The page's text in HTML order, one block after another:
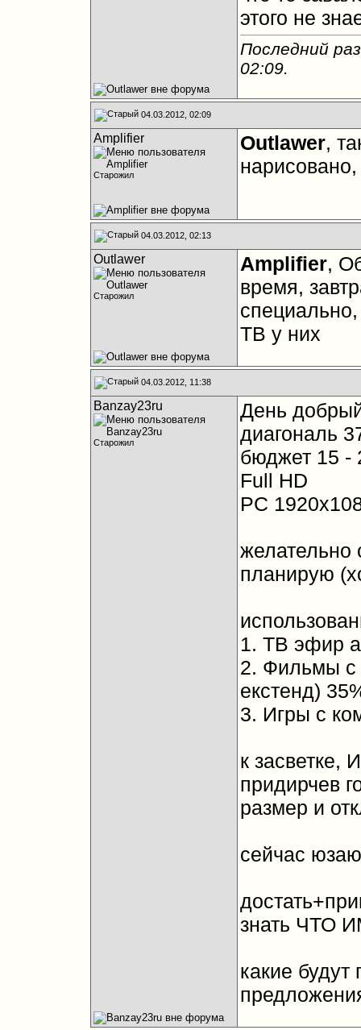
этого не
Последний
02:09.
04.03.2012, 02:09
Amplifier
Старожил
Outlawer,
04.03.2012, 02:13
Outlawer
Старожил
Amplifier,
время,
ТВ у них
04.03.2012, 11:38
Banzay23ru
Старожил
День
диагональ
бюджет 15 -
Full HD
PC
желательно
планирую
1. ТВ эфир
2. Фильмы с
екстенд)
3. Игры с
к
придирчев
размер и
сейчас
знать ЧТО
какие